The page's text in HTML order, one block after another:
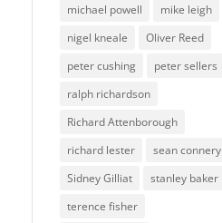
michael powell
mike leigh
nigel kneale
Oliver Reed
peter cushing
peter sellers
ralph richardson
Richard Attenborough
richard lester
sean connery
Sidney Gilliat
stanley baker
terence fisher